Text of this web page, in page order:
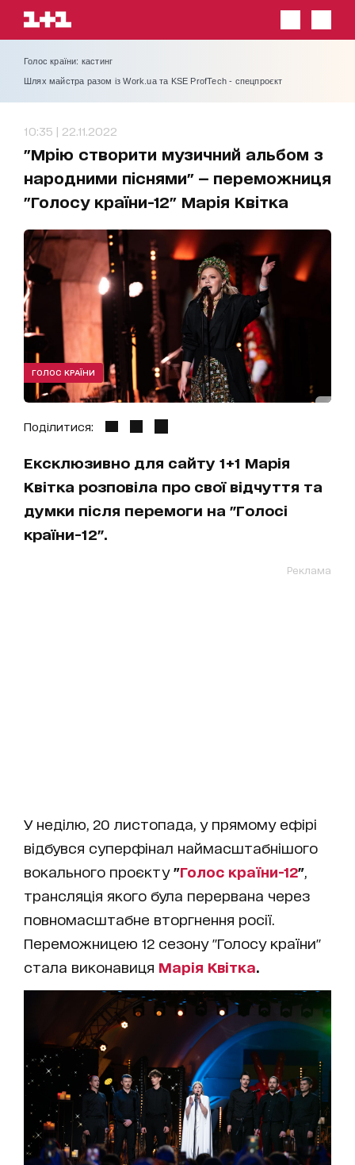
Голос країни: кастинг
Шлях майстра разом із Work.ua та KSE ProfTech - спецпроєкт
10:35 | 22.11.2022
"Мрію створити музичний альбом з
народними піснями" — переможниця
"Голосу країни-12" Марія Квітка
ГОЛОС КРАЇНИ
Поділитися:
Ексклюзивно для сайту 1+1 Марія
Квітка розповіла про свої відчуття та
думки після перемоги на "Голосі
країни-12".
Реклама
У неділю, 20 листопада, у прямому ефірі
відбувся суперфінал наймасштабнішого
вокального проєкту "Голос країни-12"
трансляція якого була перервана через
повномасштабне вторгнення росії.
Переможницею 12 сезону "Голосу країни"
стала виконавиця Марія Квітка.